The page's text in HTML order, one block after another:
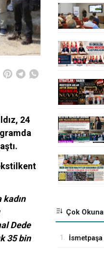
24
kadın
Dede
35 bin
Çok
1.